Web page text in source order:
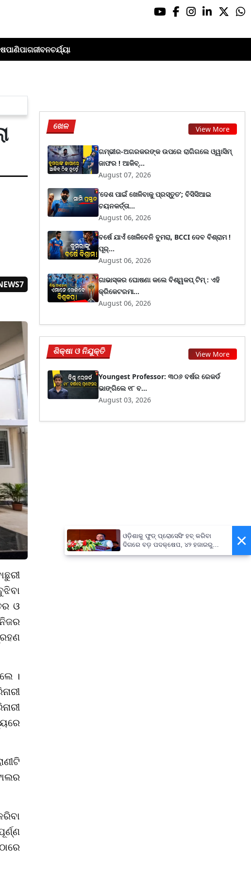
ପାଣିପାଗଜୀବନଚର୍ଯ୍ୟା
ଓ
।
ଖେଳ View More
ଗମ୍ଭୀର-ଅଗରକରଙ୍କ ଉପରେ ରାଗିଗଲେ ଓ୍ୱାସିମ୍
ଜାଫର ! ଆକିବ୍...
August 07, 2026
‘ଦେଶ ପାଇଁ ଖେଳିବାକୁ ପ୍ରସ୍ତୁତ’; ବିସିସିଆଇ
ଚୟନକର୍ତ୍ତା...
August 06, 2026
ବର୍ଷେ ଯାଏଁ ଖେଳିବେନି ବୁମରା, BCCI ଦେବ ବିଶ୍ରାମ !
ପୂର୍...
August 06, 2026
ଗାଭାସ୍କର ଘୋଷଣା କଲେ ବିଶ୍ୱକପ୍ ଟିମ୍ : ଏହି
କ୍ରିକେଟରମା...
August 06, 2026
ଶିକ୍ଷା ଓ ନିଯୁକ୍ତି View More
Youngest Professor: ୩୦୬ ବର୍ଷର ରେକର୍ଡ
ଭାଙ୍ଗିଲେ ୧୮ ବ...
August 03, 2026
×
ଓଡ଼ିଶାକୁ ଫୁଡ୍ ପ୍ରୋସେସିଂ ହବ୍ କରିବା
ଦିଗରେ ବଡ଼ ପଦକ୍ଷେପ, ୪୨ ହଜାରରୁ